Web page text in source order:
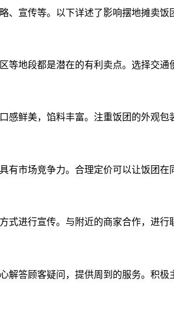
、宣传等。以下详述了影响摆地摊卖饭
地段都是潜在的有利卖点。选择交
鲜美，馅料丰富。注重饭团的外观
市场竞争力。合理定价可以让饭团
进行宣传。与附近的商家合作，进
答顾客疑问，提供周到的服务。积